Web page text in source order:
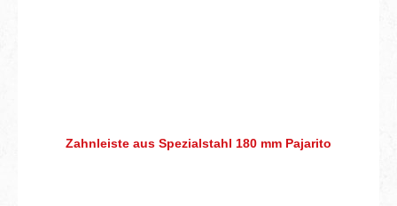
Zahnleiste aus Spezialstahl 180 mm Pajarito